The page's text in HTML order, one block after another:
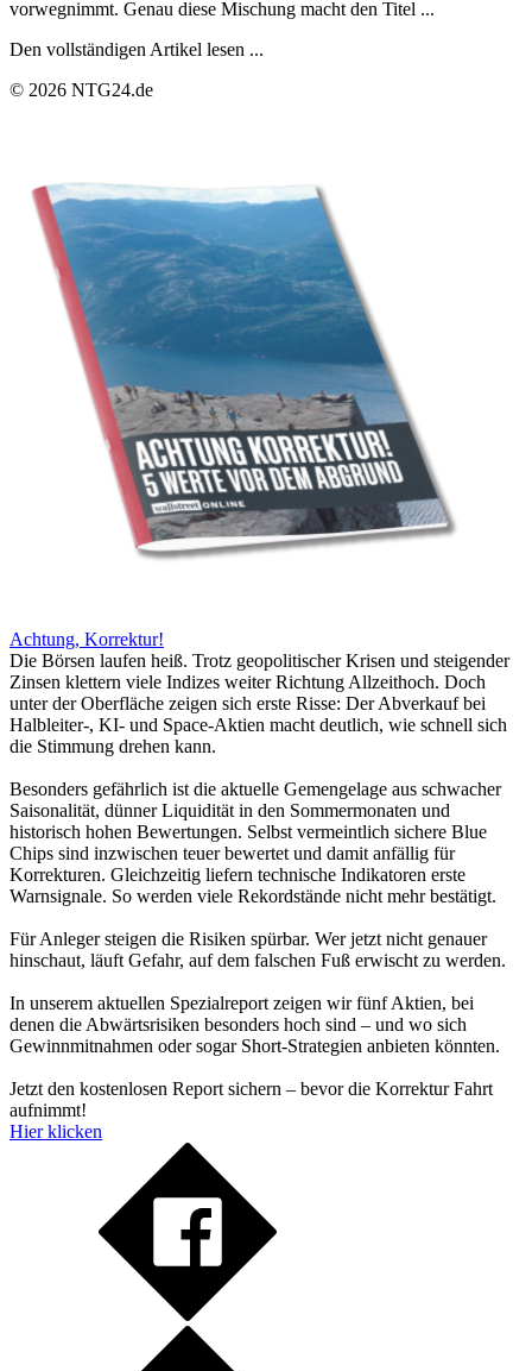
vorwegnimmt. Genau diese Mischung macht den Titel ...
Den vollständigen Artikel lesen ...
© 2026 NTG24.de
Achtung, Korrektur!
Die Börsen laufen heiß. Trotz geopolitischer Krisen und steigender
Zinsen klettern viele Indizes weiter Richtung Allzeithoch. Doch
unter der Oberfläche zeigen sich erste Risse: Der Abverkauf bei
Halbleiter-, KI- und Space-Aktien macht deutlich, wie schnell sich
die Stimmung drehen kann.
Besonders gefährlich ist die aktuelle Gemengelage aus schwacher
Saisonalität, dünner Liquidität in den Sommermonaten und
historisch hohen Bewertungen. Selbst vermeintlich sichere Blue
Chips sind inzwischen teuer bewertet und damit anfällig für
Korrekturen. Gleichzeitig liefern technische Indikatoren erste
Warnsignale. So werden viele Rekordstände nicht mehr bestätigt.
Für Anleger steigen die Risiken spürbar. Wer jetzt nicht genauer
hinschaut, läuft Gefahr, auf dem falschen Fuß erwischt zu werden.
In unserem aktuellen Spezialreport zeigen wir fünf Aktien, bei
denen die Abwärtsrisiken besonders hoch sind – und wo sich
Gewinnmitnahmen oder sogar Short-Strategien anbieten könnten.
Jetzt den kostenlosen Report sichern – bevor die Korrektur Fahrt
aufnimmt!
Hier klicken